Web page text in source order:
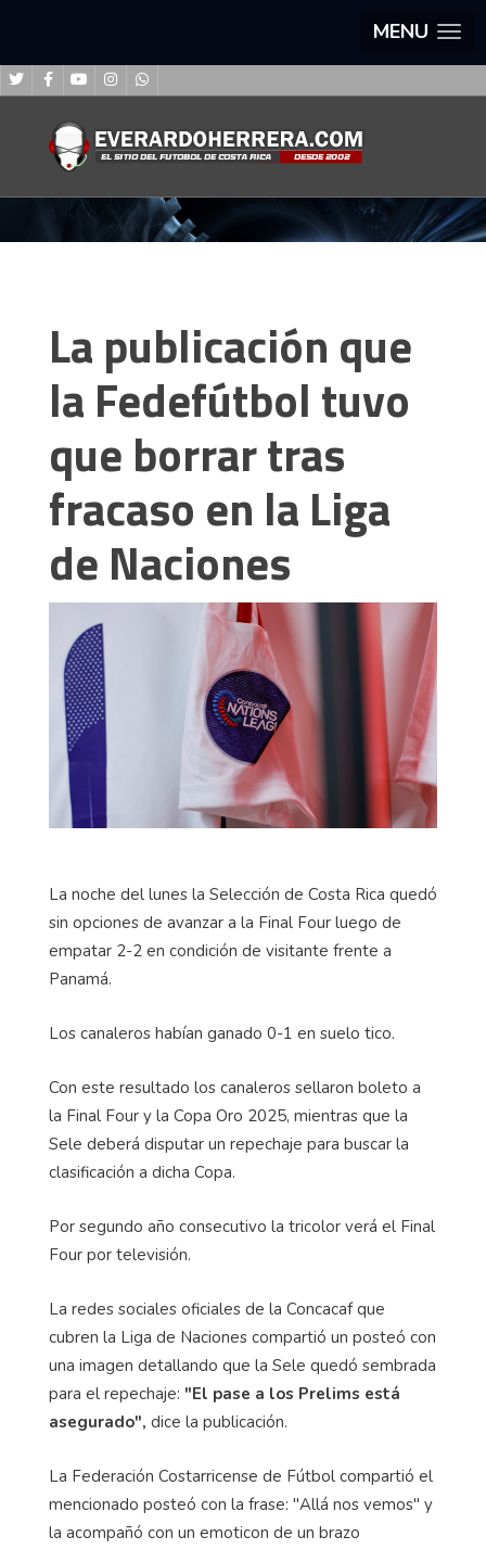
MENU
La publicación que
la Fedefútbol tuvo
que borrar tras
fracaso en la Liga
de Naciones
La noche del lunes la Selección de Costa Rica quedó
sin opciones de avanzar a la Final Four luego de
empatar 2-2 en condición de visitante frente a
Panamá.
Los canaleros habían ganado 0-1 en suelo tico.
Con este resultado los canaleros sellaron boleto a
la Final Four y la Copa Oro 2025, mientras que la
Sele deberá disputar un repechaje para buscar la
clasificación a dicha Copa.
Por segundo año consecutivo la tricolor verá el Final
Four por televisión.
La redes sociales oficiales de la Concacaf que
cubren la Liga de Naciones compartió un posteó con
una imagen detallando que la Sele quedó sembrada
para el repechaje: "El pase a los Prelims está
asegurado", dice la publicación.
La Federación Costarricense de Fútbol compartió el
mencionado posteó con la frase: "Allá nos vemos" y
la acompañó con un emoticon de un brazo